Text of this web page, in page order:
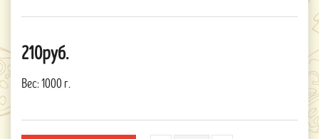
210руб.
Вес:1000 г.